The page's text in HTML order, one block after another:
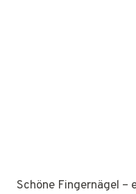
Schöne Fingernägel